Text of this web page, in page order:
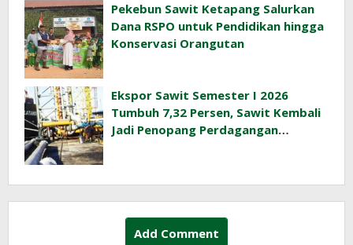
Pekebun Sawit Ketapang Salurkan
Dana RSPO untuk Pendidikan hingga
Konservasi Orangutan
Ekspor Sawit Semester I 2026
Tumbuh 7,32 Persen, Sawit Kembali
Jadi Penopang Perdagangan
Add Comment